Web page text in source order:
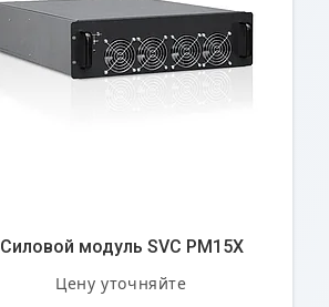
Силовой модуль SVC PM15X
Цену уточняйте